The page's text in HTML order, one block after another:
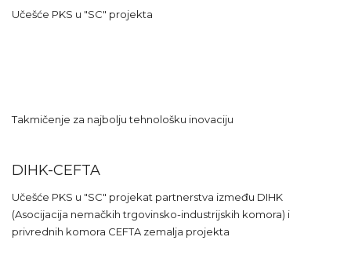
Učešće PKS u "SC" projekta
Takmičenje za najbolju tehnološku inovaciju
DIHK-CEFTA
Učešće PKS u "SC" projekat partnerstva između DIHK
(Asocijacija nemačkih trgovinsko-industrijskih komora) i
privrednih komora CEFTA zemalja projekta